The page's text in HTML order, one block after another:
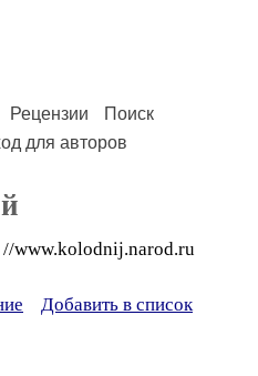
Рецензии
Поиск
для авторов
//www.kolodnij.narod.ru
Добавить в список